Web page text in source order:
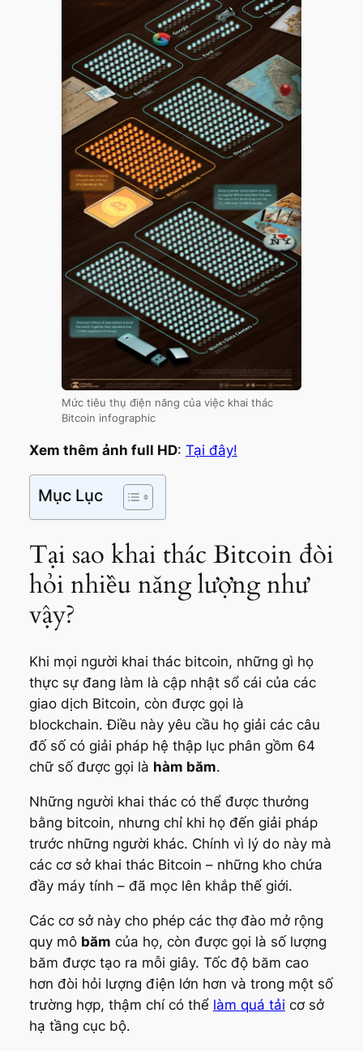
Mức tiêu thụ điện năng của việc khai thác
Bitcoin infographic
Xem thêm ảnh full HD: Tại đây!
Mục Lục
Tại sao khai thác Bitcoin đòi
hỏi nhiều năng lượng như
vậy?
Khi mọi người khai thác bitcoin, những gì họ
thực sự đang làm là cập nhật sổ cái của các
giao dịch Bitcoin, còn được gọi là
blockchain. Điều này yêu cầu họ giải các câu
đố số có giải pháp hệ thập lục phân gồm 64
chữ số được gọi là hàm băm.
Những người khai thác có thể được thưởng
bằng bitcoin, nhưng chỉ khi họ đến giải pháp
trước những người khác. Chính vì lý do này mà
các cơ sở khai thác Bitcoin – những kho chứa
đầy máy tính – đã mọc lên khắp thế giới.
Các cơ sở này cho phép các thợ đào mở rộng
quy mô băm của họ, còn được gọi là số lượng
băm được tạo ra mỗi giây. Tốc độ băm cao
hơn đòi hỏi lượng điện lớn hơn và trong một số
trường hợp, thậm chí có thể làm quá tải cơ sở
hạ tầng cục bộ.